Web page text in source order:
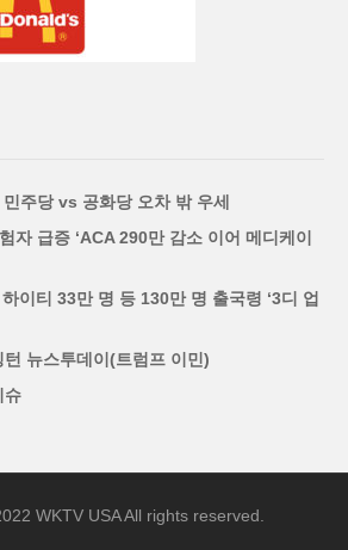
주당 vs 공화당 오차 밖 우세
자 급증 ‘ACA 290만 감소 이어 메디케이
이티 33만 명 등 130만 명 출국령 ‘3디 업
뉴스투데이(트럼프 이민)
슈
WKTV USA All rights reserved.